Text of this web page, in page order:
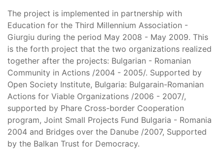
The project is implemented in partnership with
Education for the Third Millennium Association -
Giurgiu during the period May 2008 - May 2009. This
is the forth project that the two organizations realized
together after the projects: Bulgarian - Romanian
Community in Actions /2004 - 2005/. Supported by
Open Society Institute, Bulgaria: Bulgarain-Romanian
Actions for Viable Organizations /2006 - 2007/,
supported by Phare Cross-border Cooperation
program, Joint Small Projects Fund Bulgaria - Romania
2004 and Bridges over the Danube /2007, Supported
by the Balkan Trust for Democracy.